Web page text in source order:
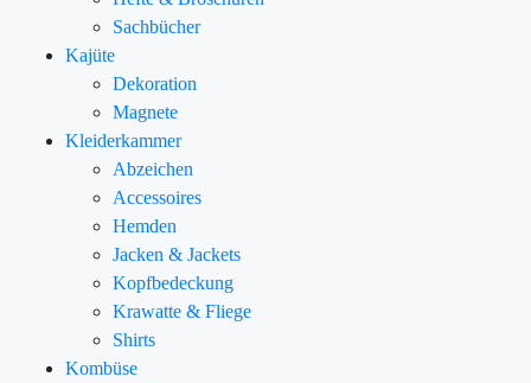
Sachbücher
Kajüte
Dekoration
Magnete
Kleiderkammer
Abzeichen
Accessoires
Hemden
Jacken & Jackets
Kopfbedeckung
Krawatte & Fliege
Shirts
Kombüse